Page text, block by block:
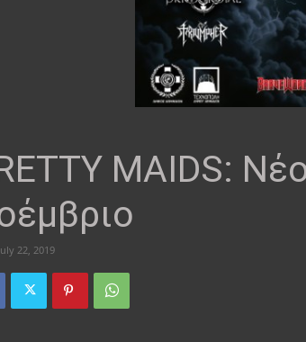
MAIDS:
22, 2019